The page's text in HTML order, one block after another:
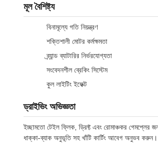
মূল বৈশিষ্ট্য
বিনামূল্যে গতি নিয়ন্ত্রণ
শক্তিশালী মোটর কর্মক্ষমতা
ব্র্যান্ড ব্যাটারির নির্ভরযোগ্যতা
সংবেদনশীল ব্রেকিং সিস্টেম
কুল লাইটিং ইফেক্ট
ড্রাইভিং অভিজ্ঞতা
ইচ্ছামতো টেইল ফ্লিক, ড্রিফ্ট এবং রোমাঞ্চকর গেমপ্লের
ধাক্কা-ব্যাক অনুভূতি সহ খাঁটি কার্টিং আবেগ অনুভব করুন।